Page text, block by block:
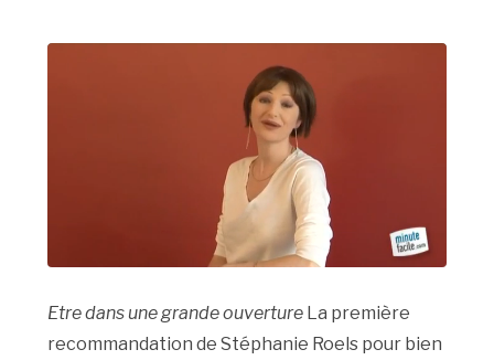
Etre dans une grande ouverture La première
recommandation de Stéphanie Roels pour bien